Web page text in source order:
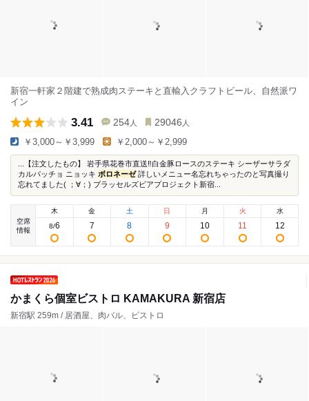
新宿一軒家２階建で熟成肉ステーキと直輸入クラフトビール、自然派ワ
イン
3.41 254 人 29046 人
￥3,000～￥3,999 ￥2,000～￥2,999
...【注文したもの】 岩手県花巻市直送‼︎白金豚ロースのステーキ シーザーサラダ
カルパッチョ ニョッキ ボロネーゼ詳しいメニュー名忘れちゃったのと写真撮り
忘れてました(⁠ ⁠；⁠∀⁠；⁠) ブラッセルズビアプロジェクト新宿...
空席
情報
木
8/6
金
7
土
8
日
9
月
10
火
11
水
12
かまくら個室ビストロ KAMAKURA 新宿店
新宿駅 259m / 居酒屋、肉バル、ビストロ